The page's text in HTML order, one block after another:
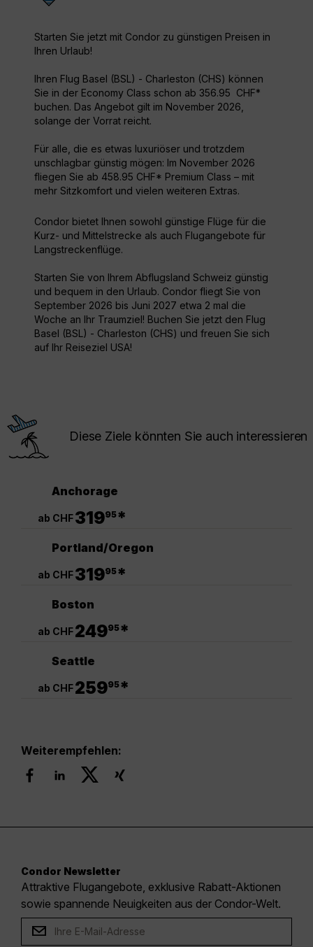
Starten Sie jetzt mit Condor zu günstigen Preisen in
Ihren Urlaub!
Ihren Flug Basel (BSL) - Charleston (CHS) können
Sie in der Economy Class schon ab 356.95 CHF*
buchen. Das Angebot gilt im November 2026,
solange der Vorrat reicht.
Für alle, die es etwas luxuriöser und trotzdem
unschlagbar günstig mögen: Im November 2026
fliegen Sie ab 458.95 CHF* Premium Class – mit
mehr Sitzkomfort und vielen weiteren Extras.
Condor bietet Ihnen sowohl günstige Flüge für die
Kurz- und Mittelstrecke als auch Flugangebote für
Langstreckenflüge.
Starten Sie von Ihrem Abflugsland Schweiz günstig
und bequem in den Urlaub. Condor fliegt Sie von
September 2026 bis Juni 2027 etwa 2 mal die
Woche an Ihr Traumziel! Buchen Sie jetzt den Flug
Basel (BSL) - Charleston (CHS) und freuen Sie sich
auf Ihr Reiseziel USA!
Diese Ziele könnten Sie auch interessieren
Anchorage
ab CHF31995*
Portland/Oregon
ab CHF31995*
Boston
ab CHF24995*
Seattle
ab CHF25995*
Weiterempfehlen:
Condor Newsletter
Attraktive Flugangebote, exklusive Rabatt-Aktionen
sowie spannende Neuigkeiten aus der Condor-Welt.